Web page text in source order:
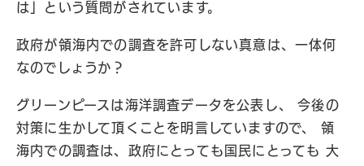
は」という質問がされています。
政府が領海内での調査を許可しない真意は、一体何
なのでしょうか？
グリーンピースは海洋調査データを公表し、 今後の
対策に生かして頂くことを明言していますので、 領
海内での調査は、政府にとっても国民にとっても 大